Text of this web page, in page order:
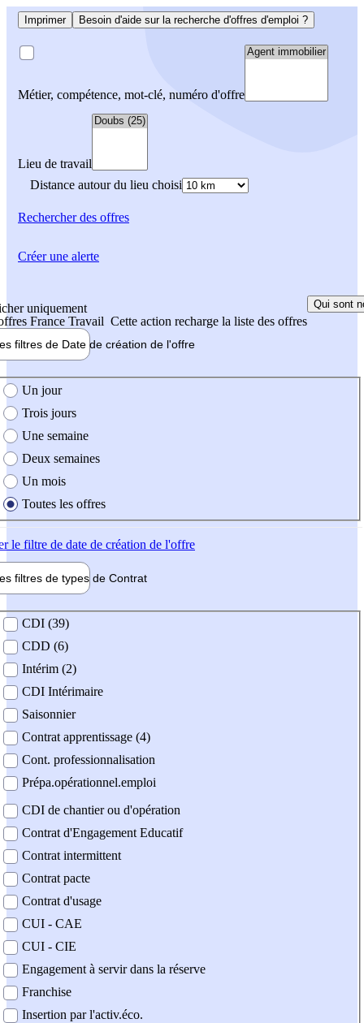
Imprimer Besoin d'aide sur la recherche d'offres d'emploi ?
Métier, compétence, mot-clé, numéro d'offre
Lieu de travail
Distance autour du lieu choisi
Rechercherdes offres
uniquement
France Travail Cette action recharge la liste des offres
Qui sont
filtres de Date de création de l'offre
création de l'offre
Un jour
Trois jours
Une semaine
Deux semaines
Un mois
Toutes les offres
le filtre de date de création de l'offre
filtres de types de Contrat
contrat
CDI (39)
CDD (6)
Intérim (2)
CDI Intérimaire
Saisonnier
Contrat apprentissage (4)
Cont. professionnalisation
Prépa.opérationnel.emploi
CDI de chantier ou d'opération
Contrat d'Engagement Educatif
Contrat intermittent
Contrat pacte
Contrat d'usage
CUI - CAE
CUI - CIE
Engagement à servir dans la réserve
Franchise
Insertion par l'activ.éco.
Créer une alerte